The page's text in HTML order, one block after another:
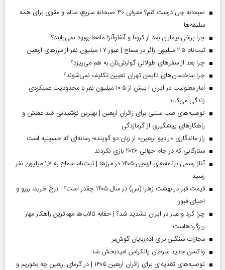
صبحانه چی درست کنم؟ معرفی ۳۰ صبحانه سریع، سالم و مقوی برای همه
سلیقه‌ها
چرا برخی بیماران بعد از کرونا و آنفلوآنزا ماه‌ها بهبود نمی‌یابند؟
ثبت‌نام ۲.۵ میلیون زائر در سماح | عبور ۱.۷ میلیون نفر از مرز‌های اربعین
چرا بعد از سفرهای طولانی گوارش‌تان به هم می‌ریزد؟
چرا ساختمان‌های ناایمن تهران تعیین تکلیف نمی‌شوند؟
آمار معلولیت در ایران | بیش از ۱۰.۵ میلیون نفر با محدودیت عملکردی
زندگی می‌کنند
توصیه‌های طب سنتی برای زائران اربعین | بهترین نوشیدنی ضد عطش و
راهکارهای پیشگیری از گرمازدگی
راز ماندگاری «رادیو اربعین» از زبان دو گوینده؛ رسانه‌ای که حسینیه است
ستارگانی که در جام جهانی ۲۰۲۶ بازی نکردند
آغاز رسمی برنامه‌های اربعین ۱۴۰۵ در مرز‌ها | ثبت‌نام سماح به ۱.۷ میلیون نفر
رسید
قیمت قبر در بهشت زهرا (س) در سال ۱۴۰۵ چقدر است؟ | نرخ خرید، رزرو و
احیای قبور
چرا گرد و غبار در ایران تشدید شد؟ | حقابه تالاب‌ها مهم‌ترین راهکار مهار
ریزگردهاست
مجازات سنگین برای آدم‌ربایان گوش‌بر
واکسن جدید سرطان پانکراس امیدبخش شد
توصیه‌های تغذیه‌ای برای زائران اربعین ۱۴۰۵ | در گرمای اربعین چه بخوریم و